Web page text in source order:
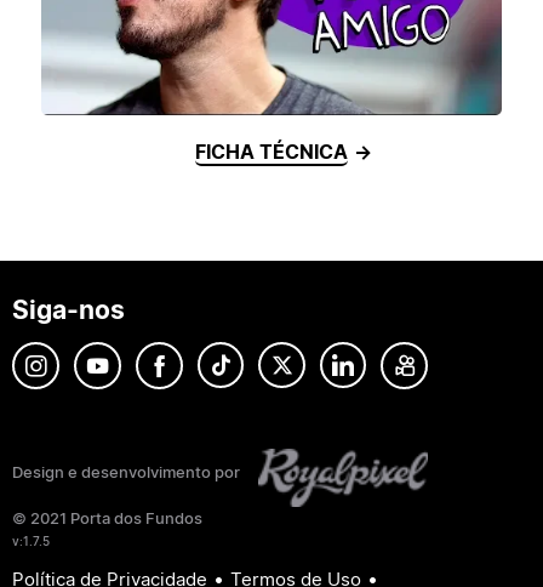
FICHA TÉCNICA
Siga-nos
Design e desenvolvimento por
© 2021 Porta dos Fundos
v:1.7.5
Política de Privacidade • Termos de Uso •